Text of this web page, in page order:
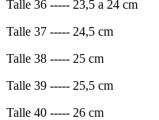
Talle 36 ----- 23,5 a 24 cm
Talle 37 ----- 24,5 cm
Talle 38 ----- 25 cm
Talle 39 ----- 25,5 cm
Talle 40 ----- 26 cm